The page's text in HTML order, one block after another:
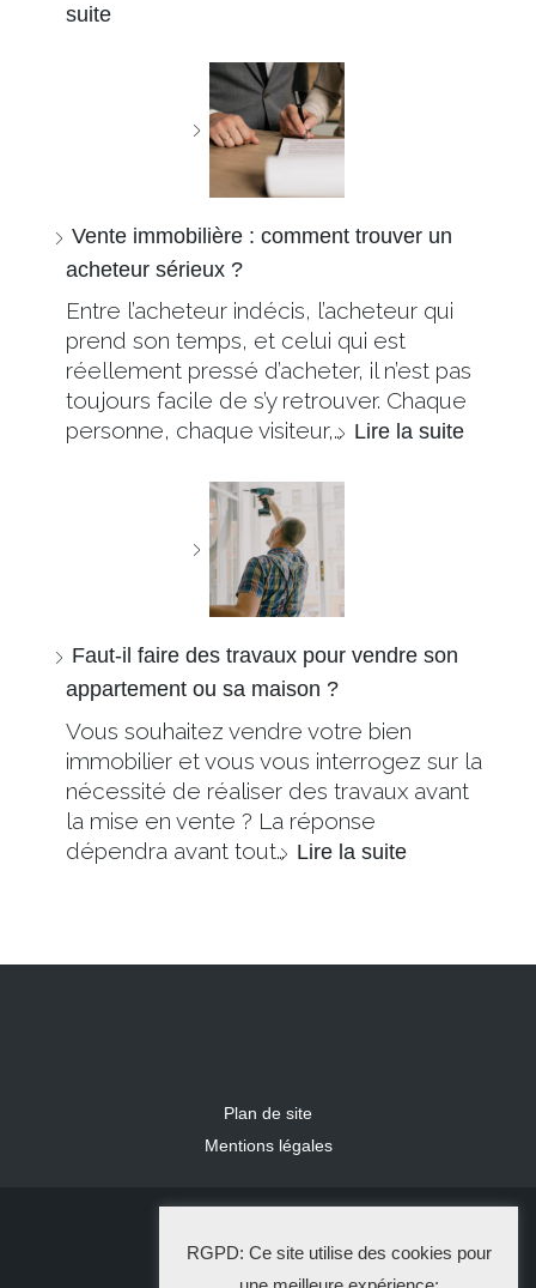
suite
Vente immobilière : comment trouver un
acheteur sérieux ?
Entre l’acheteur indécis, l’acheteur qui
prend son temps, et celui qui est
réellement pressé d’acheter, il n’est pas
toujours facile de s’y retrouver. Chaque
personne, chaque visiteur,… Lire la suite
Faut-il faire des travaux pour vendre son
appartement ou sa maison ?
Vous souhaitez vendre votre bien
immobilier et vous vous interrogez sur la
nécessité de réaliser des travaux avant
la mise en vente ? La réponse
dépendra avant tout… Lire la suite
Plan de site
Mentions légales
La Solution Immo
RGPD: Ce site utilise des cookies pour